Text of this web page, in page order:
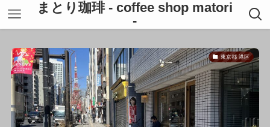
まとり珈琲 - coffee shop matori
-
東京都 港区